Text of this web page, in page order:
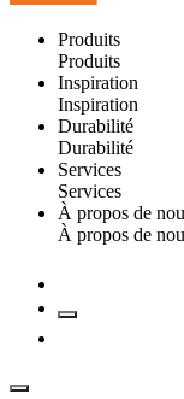
Produits
Produits
Inspiration
Inspiration
Durabilité
Durabilité
Services
Services
À propos de
À propos de